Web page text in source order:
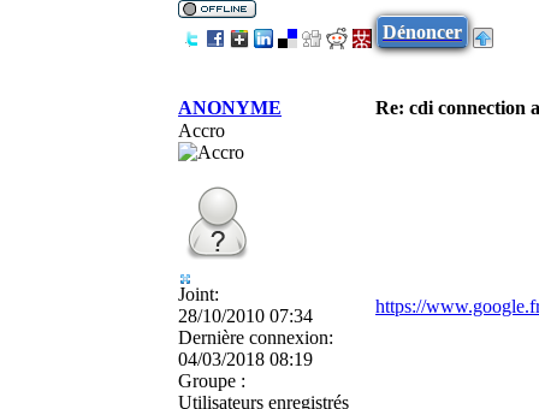
Dénoncer
ANONYME
Re: cdi connection
Accro
Joint:
28/10/2010 07:34
Dernière connexion:
04/03/2018 08:19
Groupe :
Utilisateurs enregistrés
https://